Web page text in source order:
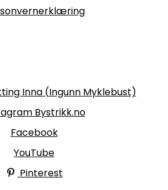
Inna (Ingunn Myklebust)
Bystrikk.no
Facebook
YouTube
Pinterest